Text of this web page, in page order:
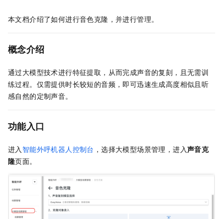
本文档介绍了如何进行音色克隆，并进行管理。
概念介绍
通过大模型技术进行特征提取，从而完成声音的复刻，且无需训
练过程。仅需提供时长较短的音频，即可迅速生成高度相似且听
感自然的定制声音。
功能入口
进入智能外呼机器人控制台 ，选择大模型场景管理，进入声音克
隆页面。